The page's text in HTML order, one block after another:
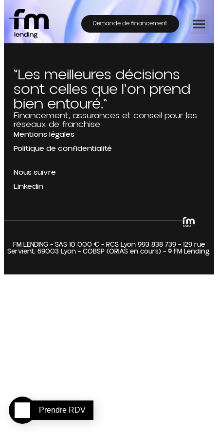
Demande de financement
"Les meilleures décisions
sont celles que l'on prend
bien entouré."
Financement, assurances et conseil pour les
réseaux de franchise
Mentions légales
Politique de confidentialité
Nous suivre
Linkedin
FM LENDING – SAS 10 000 € – RCS Lyon 993 838 739 – 129 rue
Servient, 69003 Lyon – COBSP (ORIAS en cours) – © FM Lending.
Prendre RDV